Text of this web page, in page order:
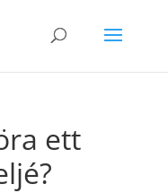
ett